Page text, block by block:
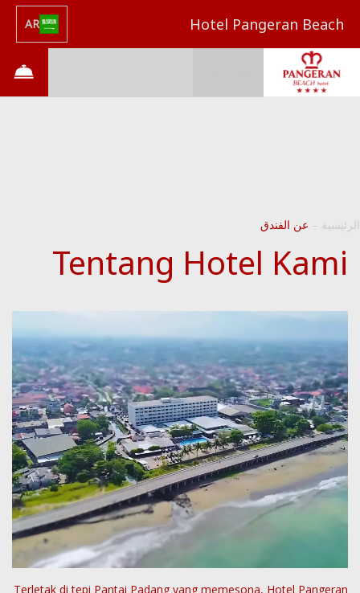
Hotel Pangeran Beach
AR
الرئيسية – عن الفندق
Tentang Hotel Kami
Terletak di tepi Pantai Padang yang memesona, Hotel Pangeran